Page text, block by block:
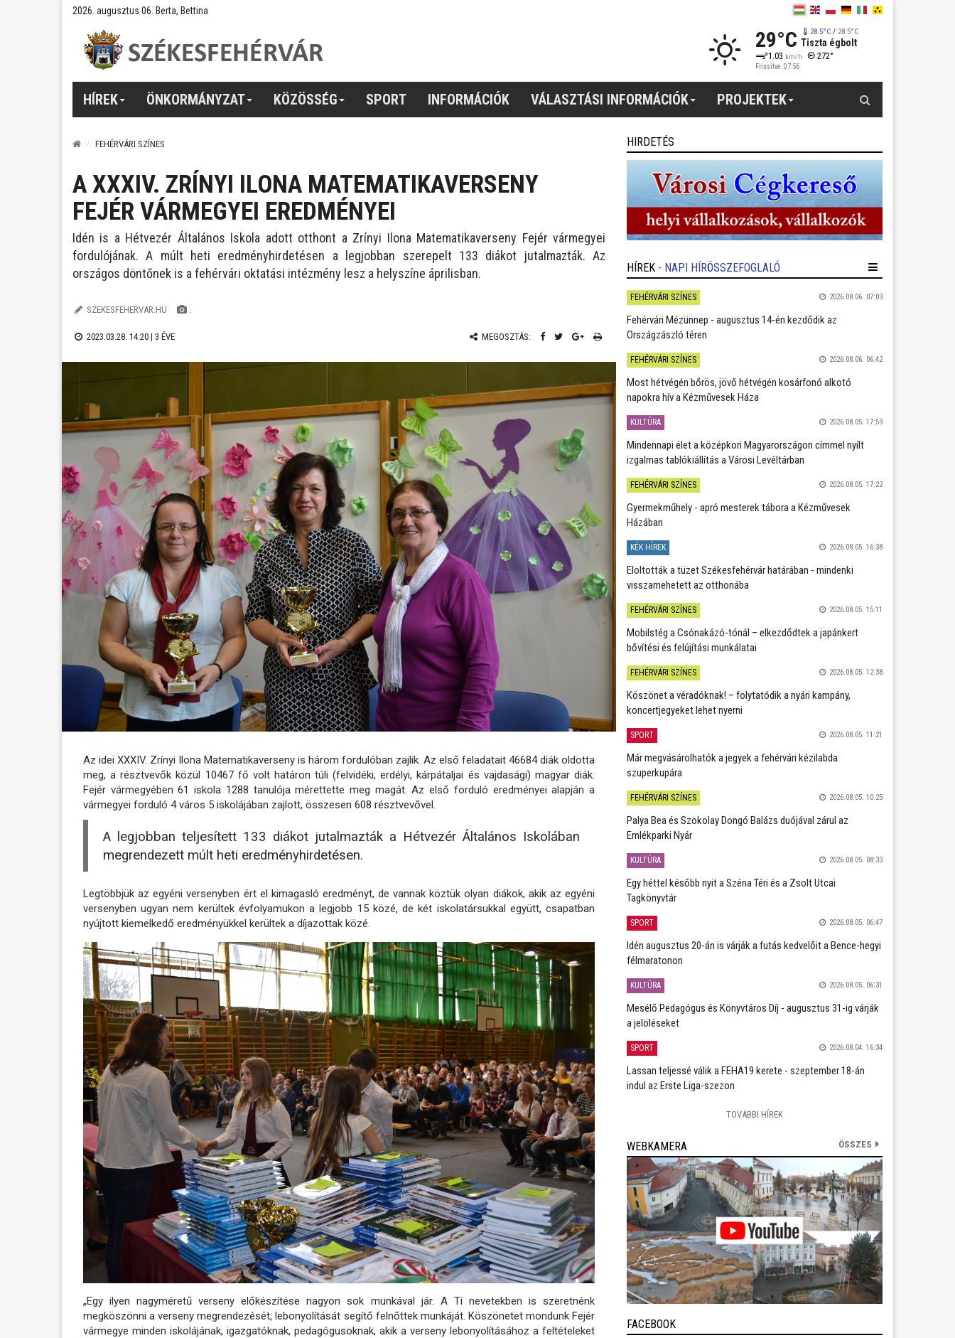
2026. augusztus 06. Berta, Bettina
29°C 28.5°C/ 28.5°C
Tiszta égbolt
1.03 km/h 272°
Frissítve: 07:56
HÍREK ÖNKORMÁNYZAT KÖZÖSSÉG SPORT INFORMÁCIÓK VÁLASZTÁSI INFORMÁCIÓK PROJEKTEK
FEHÉRVÁRI SZÍNES
A XXXIV. ZRÍNYI ILONA MATEMATIKAVERSENY
FEJÉR VÁRMEGYEI EREDMÉNYEI
Idén is a Hétvezér Általános Iskola adott otthont a Zrínyi Ilona Matematikaverseny Fejér vármegyei
fordulójának. A múlt heti eredményhirdetésen a legjobban szerepelt 133 diákot jutalmazták. Az
országos döntőnek is a fehérvári oktatási intézmény lesz a helyszíne áprilisban.
SZEKESFEHERVAR.HU .
2023.03.28. 14:20 | 3 ÉVE MEGOSZTÁS:
Az idei XXXIV. Zrínyi Ilona Matematikaverseny is három fordulóban zajlik. Az első feladatait 46684 diák oldotta
meg, a résztvevők közül 10467 fő volt határon túli (felvidéki, erdélyi, kárpátaljai és vajdasági) magyar diák.
Fejér vármegyében 61 iskola 1288 tanulója mérettette meg magát. Az első forduló eredményei alapján a
vármegyei forduló 4 város 5 iskolájában zajlott, összesen 608 résztvevővel.
A legjobban teljesített 133 diákot jutalmazták a Hétvezér Általános Iskolában
megrendezett múlt heti eredményhirdetésen.
Legtöbbjük az egyéni versenyben ért el kimagasló eredményt, de vannak köztük olyan diákok, akik az egyéni
versenyben ugyan nem kerültek évfolyamukon a legjobb 15 közé, de két iskolatársukkal együtt, csapatban
nyújtott kiemelkedő eredményükkel kerültek a díjazottak közé.
„Egy ilyen nagyméretű verseny előkészítése nagyon sok munkával jár. A Ti nevetekben is szeretnénk
megköszönni a verseny megrendezését, lebonyolítását segítő felnőttek munkáját. Köszönetet mondunk Fejér
vármegye minden iskolájának, igazgatóknak, pedagógusoknak, akik a verseny lebonyolításához a feltételeket
HIRDETÉS
HÍREK - NAPI HÍRÖSSZEFOGLALÓ
FEHÉRVÁRI SZÍNES 2026.08.06. 07:03
Fehérvári Mézünnep - augusztus 14-én kezdődik az
Országzászló téren
FEHÉRVÁRI SZÍNES 2026.08.06. 06:42
Most hétvégén bőrös, jövő hétvégén kosárfonó alkotó
napokra hív a Kézművesek Háza
KULTÚRA 2026.08.05. 17:59
Mindennapi élet a középkori Magyarországon címmel nyílt
izgalmas tablókiállítás a Városi Levéltárban
FEHÉRVÁRI SZÍNES 2026.08.05. 17:22
Gyermekműhely - apró mesterek tábora a Kézművesek
Házában
KÉK HÍREK 2026.08.05. 16:38
Eloltották a tüzet Székesfehérvár határában - mindenki
visszamehetett az otthonába
FEHÉRVÁRI SZÍNES 2026.08.05. 15:11
Mobilstég a Csónakázó-tónál – elkezdődtek a japánkert
bővítési és felújítási munkálatai
FEHÉRVÁRI SZÍNES 2026.08.05. 12:38
Köszönet a véradóknak! – folytatódik a nyári kampány,
koncertjegyeket lehet nyerni
SPORT 2026.08.05. 11:21
Már megvásárolhatók a jegyek a fehérvári kézilabda
szuperkupára
FEHÉRVÁRI SZÍNES 2026.08.05. 10:25
Palya Bea és Szokolay Dongó Balázs duójával zárul az
Emlékparki Nyár
KULTÚRA 2026.08.05. 08:33
Egy héttel később nyit a Széna Téri és a Zsolt Utcai
Tagkönyvtár
SPORT 2026.08.05. 06:47
Idén augusztus 20-án is várják a futás kedvelőit a Bence-hegyi
félmaratonon
KULTÚRA 2026.08.05. 06:31
Mesélő Pedagógus és Könyvtáros Díj - augusztus 31-ig várják
a jelöléseket
SPORT 2026.08.04. 16:34
Lassan teljessé válik a FEHA19 kerete - szeptember 18-án
indul az Erste Liga-szezon
TOVÁBBI HÍREK
WEBKAMERA ÖSSZES
FACEBOOK